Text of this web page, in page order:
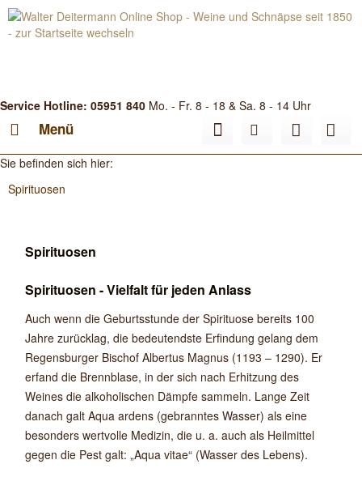
Service Hotline: 05951 840 Mo. - Fr. 8 - 18 & Sa. 8 - 14 Uhr
Menü
Sie befinden sich hier:
Spirituosen
Spirituosen
Spirituosen - Vielfalt für jeden Anlass
Auch wenn die Geburtsstunde der Spirituose bereits 100
Jahre zurücklag, die bedeutendste Erfindung gelang dem
Regensburger Bischof Albertus Magnus (1193 – 1290). Er
erfand die Brennblase, in der sich nach Erhitzung des
Weines die alkoholischen Dämpfe sammeln. Lange Zeit
danach galt Aqua ardens (gebranntes Wasser) als eine
besonders wertvolle Medizin, die u. a. auch als Heilmittel
gegen die Pest galt: „Aqua vitae“ (Wasser des Lebens).